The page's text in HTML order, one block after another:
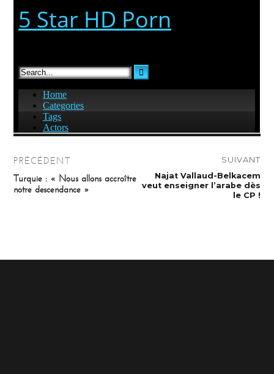
de
PRÉCÉDENT
Publication
précédente :
Turquie : « Nous allons accroître
notre descendance »
SUIVANT
Publication
suivante :
Najat Vallaud-Belkacem
veut enseigner l’arabe dès
le CP !